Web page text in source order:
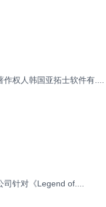
权人韩国亚拓士软件有....
针对《Legend of....